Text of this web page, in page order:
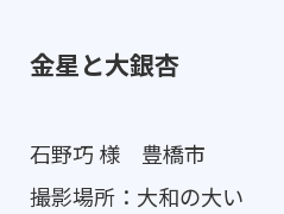
金星と大銀杏
石野巧 様 豊橋市
撮影場所：大和の大い